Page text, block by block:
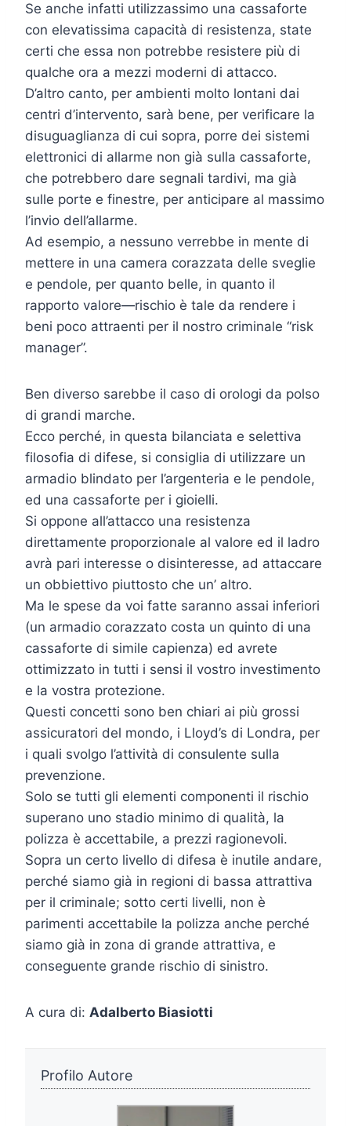
Se anche infatti utilizzassimo una cassaforte
con elevatissima capacità di resistenza, state
certi che essa non potrebbe resistere più di
qualche ora a mezzi moderni di attacco.
D’altro canto, per ambienti molto lontani dai
centri d’intervento, sarà bene, per verificare la
disuguaglianza di cui sopra, porre dei sistemi
elettronici di allarme non già sulla cassaforte,
che potrebbero dare segnali tardivi, ma già
sulle porte e finestre, per anticipare al massimo
l’invio dell’allarme.
Ad esempio, a nessuno verrebbe in mente di
mettere in una camera corazzata delle sveglie
e pendole, per quanto belle, in quanto il
rapporto valore—rischio è tale da rendere i
beni poco attraenti per il nostro criminale “risk
manager”.
Ben diverso sarebbe il caso di orologi da polso
di grandi marche.
Ecco perché, in questa bilanciata e selettiva
filosofia di difese, si consiglia di utilizzare un
armadio blindato per l’argenteria e le pendole,
ed una cassaforte per i gioielli.
Si oppone all’attacco una resistenza
direttamente proporzionale al valore ed il ladro
avrà pari interesse o disinteresse, ad attaccare
un obbiettivo piuttosto che un’ altro.
Ma le spese da voi fatte saranno assai inferiori
(un armadio corazzato costa un quinto di una
cassaforte di simile capienza) ed avrete
ottimizzato in tutti i sensi il vostro investimento
e la vostra protezione.
Questi concetti sono ben chiari ai più grossi
assicuratori del mondo, i Lloyd’s di Londra, per
i quali svolgo l’attività di consulente sulla
prevenzione.
Solo se tutti gli elementi componenti il rischio
superano uno stadio minimo di qualità, la
polizza è accettabile, a prezzi ragionevoli.
Sopra un certo livello di difesa è inutile andare,
perché siamo già in regioni di bassa attrattiva
per il criminale; sotto certi livelli, non è
parimenti accettabile la polizza anche perché
siamo già in zona di grande attrattiva, e
conseguente grande rischio di sinistro.
A cura di: Adalberto Biasiotti
Profilo Autore